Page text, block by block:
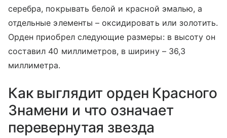
серебра, покрывать белой и красной эмалью, а
отдельные элементы – оксидировать или золотить.
Орден приобрел следующие размеры: в высоту он
составил 40 миллиметров, в ширину – 36,3
миллиметра.
Как выглядит орден Красного
Знамени и что означает
перевернутая звезда